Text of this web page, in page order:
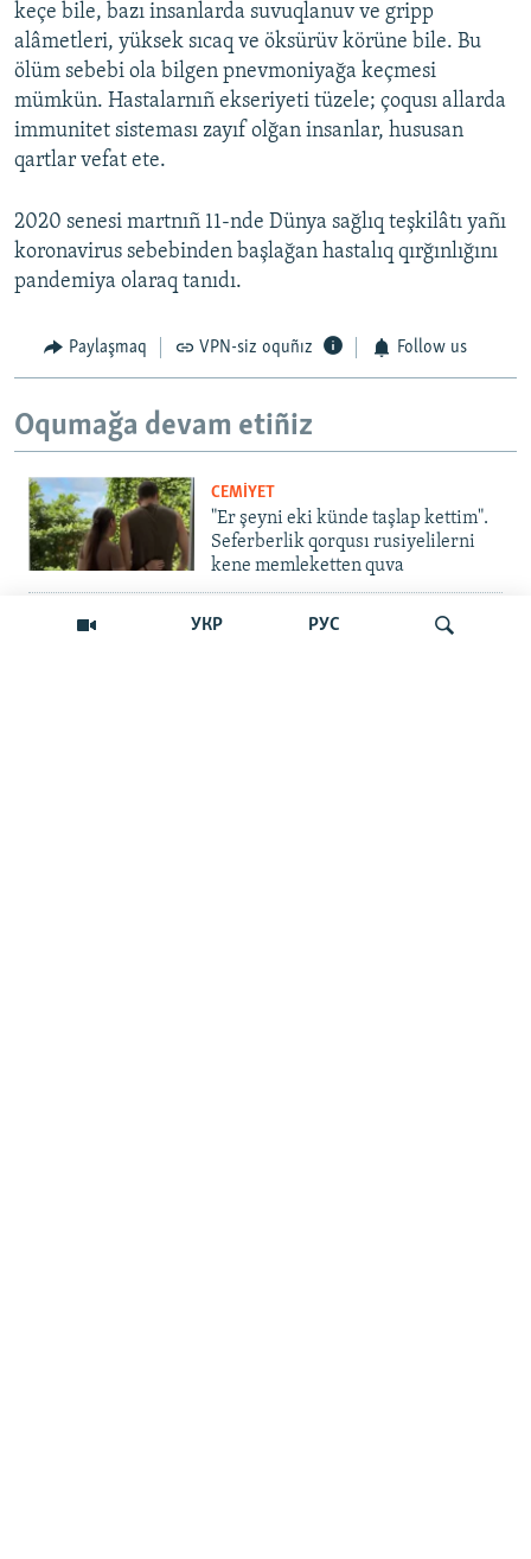
УКР РУС
keçe bile, bazı insanlarda suvuqlanuv ve gripp
alâmetleri, yüksek sıcaq ve öksürüv körüne bile. Bu
ölüm sebebi ola bilgen pnevmoniyağa keçmesi
mümkün. Hastalarnıñ ekseriyeti tüzele; çoqusı allarda
immunitet sisteması zayıf olğan insanlar, hususan
qartlar vefat ete.
2020 senesi martnıñ 11-nde Dünya sağlıq teşkilâtı yañı
koronavirus sebebinden başlağan hastalıq qırğınlığını
pandemiya olaraq tanıdı.
Paylaşmaq VPN-siz oquñız Follow us
Oqumağa devam etiñiz
CEMİYET
"Er şeyni eki künde taşlap kettim".
Seferberlik qorqusı rusiyelilerni
kene memleketten quva
İNSAN AQLARI